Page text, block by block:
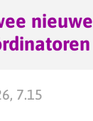
nieuwe
7.15